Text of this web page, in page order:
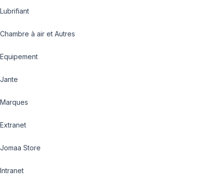
Lubrifiant
Chambre à air et Autres
Equipement
Jante
Marques
Extranet
Jomaa Store
Intranet